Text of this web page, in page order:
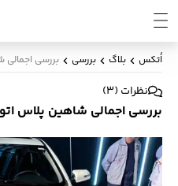
اُتکس بلاگ بررسی بررسی اجمالی
نظرات (
3
)
بررسی اجمالی شاهین پلاس